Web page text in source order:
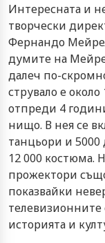
Интересната и
творчески
Фернандо
думите на
далеч по-
струвало е
отпреди 4
нищо. В нея се
танцьори и 5000
12 000 костюма.
прожектори
показвайки
телевизионните
историята и